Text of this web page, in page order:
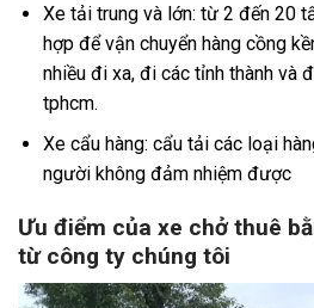
Xe tải trung và lớn: từ 2 đến 20
hợp để vận chuyển hàng cồng
nhiều đi xa, đi các tỉnh thành và
tphcm.
Xe cẩu hàng: cẩu tải các loại
người không đảm nhiệm được
Ưu điểm của xe chở thuê
từ công ty chúng tôi